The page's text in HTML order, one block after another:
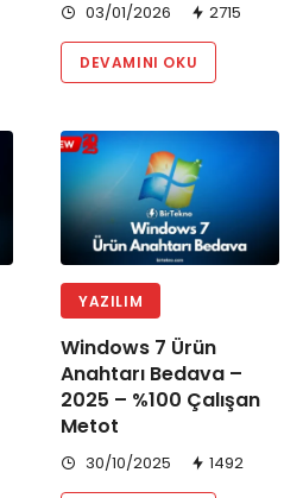
03/01/2026 2715
DEVAMINI OKU
YAZILIM
Windows 7 Ürün
Anahtarı Bedava –
2025 – %100 Çalışan
Metot
30/10/2025 1492